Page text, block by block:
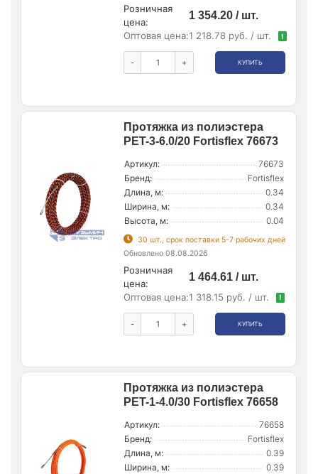
Розничная
цена:
1 354.20 / шт.
Оптовая цена:1 218.78 руб. / шт. !
- + КУПИТЬ
Протяжка из полиэстера
PET-3-6.0/20 Fortisflex 76673
Артикул:
76673
Бренд:
Fortisflex
Длина, м:
0.34
Ширина, м:
0.34
Высота, м:
0.04
30 шт., срок поставки 5-7 рабочих дней
Обновлено 08.08.2026
Розничная
цена:
1 464.61 / шт.
Оптовая цена:1 318.15 руб. / шт. !
- + КУПИТЬ
Протяжка из полиэстера
PET-1-4.0/30 Fortisflex 76658
Артикул:
76658
Бренд:
Fortisflex
Длина, м:
0.39
Ширина, м:
0.39